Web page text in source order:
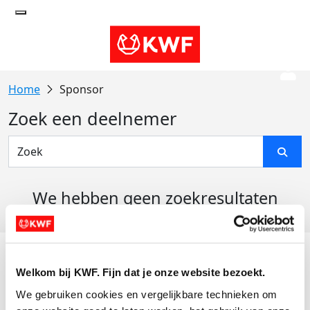
Welkom bij KWF. Fijn dat je onze website bezoekt.
We gebruiken cookies en vergelijkbare technieken om
Sponsor
Zoek een deelnemer
We hebben geen zoekresultaten
Actiematerialen
Evenementen